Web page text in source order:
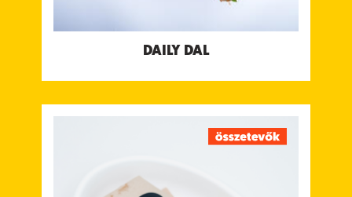
DAILY DAL
Glutén
SWEET POTATO CURRY
curry mogyoróval és lime-mal, Bengáli
Paradicsom és Kókuszjoghurt csatnival